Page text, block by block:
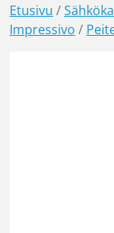
Etusivu /
Impressivo /